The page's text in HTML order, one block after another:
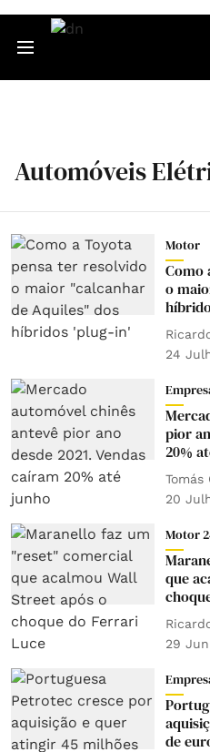
Automóveis
Motor
Como
o
24
pior
20%
Tomás
20
Motor
que
29
de